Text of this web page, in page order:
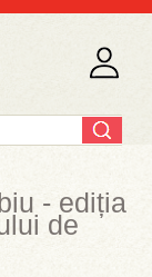
- ediția
de